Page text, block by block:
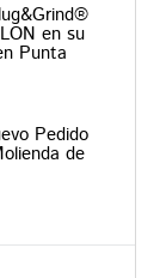
en su
Punta
Pedido
de